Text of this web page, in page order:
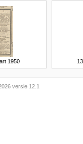
1950
versie 12.1